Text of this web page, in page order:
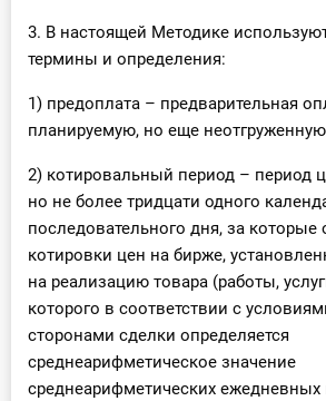
3. В настоящей Методике
термины и определения:
1) предоплата – предварительная
планируемую, но еще
2) котировальный период – период
но не более тридцати одного
последовательного дня, за
котировки цен на бирже,
на реализацию товара (работы,
которого в соответствии с
сторонами сделки определяется
среднеарифметическое значение
среднеарифметических ежедневных